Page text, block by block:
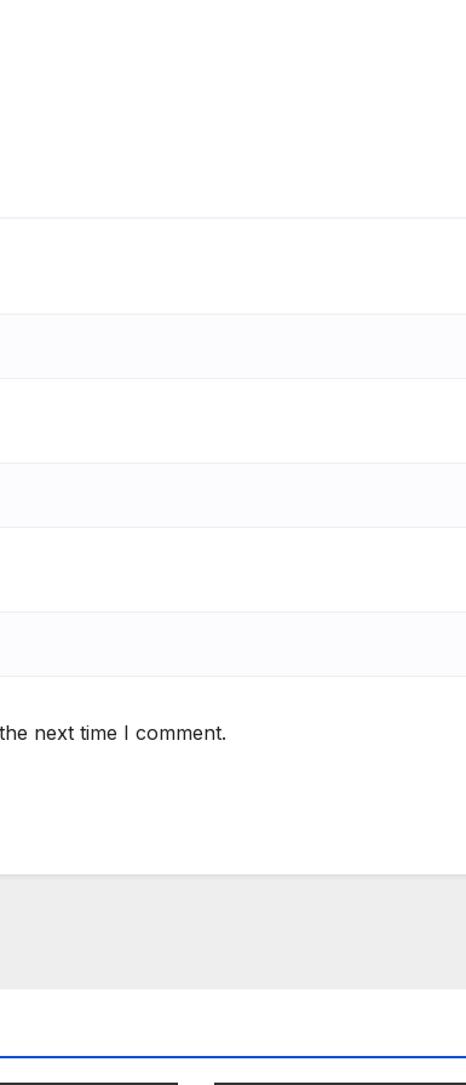
next time I comment.